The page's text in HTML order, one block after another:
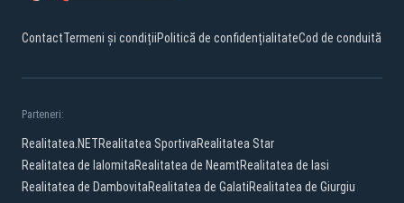
ContactTermeni și condițiiPolitică de confidențialitateCod de conduită
Parteneri:
Realitatea.NETRealitatea SportivaRealitatea Star
Realitatea de IalomitaRealitatea de NeamtRealitatea de Iasi
Realitatea de DambovitaRealitatea de GalatiRealitatea de Giurgiu